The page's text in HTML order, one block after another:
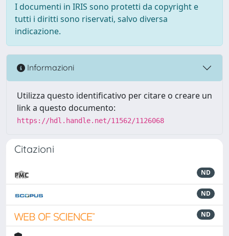
I documenti in IRIS sono protetti da copyright e
tutti i diritti sono riservati, salvo diversa
indicazione.
Informazioni
Utilizza questo identificativo per citare o creare un
link a questo documento:
https://hdl.handle.net/11562/1126068
Citazioni
ND
ND
ND